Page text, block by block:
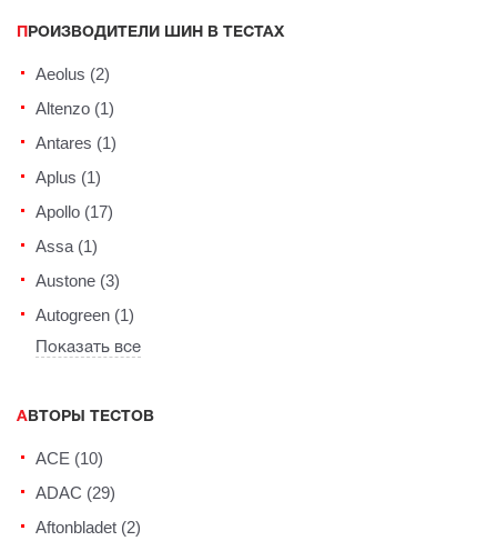
ПРОИЗВОДИТЕЛИ ШИН В ТЕСТАХ
Aeolus (2)
Altenzo (1)
Antares (1)
Aplus (1)
Apollo (17)
Assa (1)
Austone (3)
Autogreen (1)
Показать все
АВТОРЫ ТЕСТОВ
ACE (10)
ADAC (29)
Aftonbladet (2)